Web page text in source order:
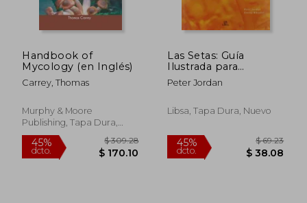
Handbook of
Mycology (en Inglés)
Carrey, Thomas
Murphy & Moore
Publishing, Tapa Dura,
Nuevo
Las Setas: Guía
Ilustrada para
Identificarlas y 100
Deliciosas Formas de
Peter Jordan
Libsa, Tapa Dura, Nuevo